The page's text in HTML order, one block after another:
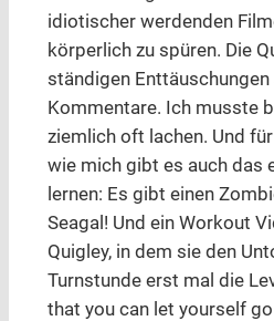
idiotischer werdenden
körperlich zu spüren. Die
ständigen
Kommentare. Ich musste
ziemlich oft lachen. Und
wie mich gibt es auch das
lernen: Es gibt einen
Seagal! Und ein Workout
Quigley, in dem sie den
Turnstunde erst mal die
that you can let yourself